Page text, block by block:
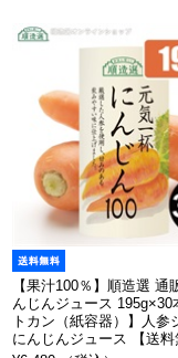
【果汁100％】順造選 通
んじんジュース 195g×30
トカン（紙容器）】人参
にんじんジュース 【送料